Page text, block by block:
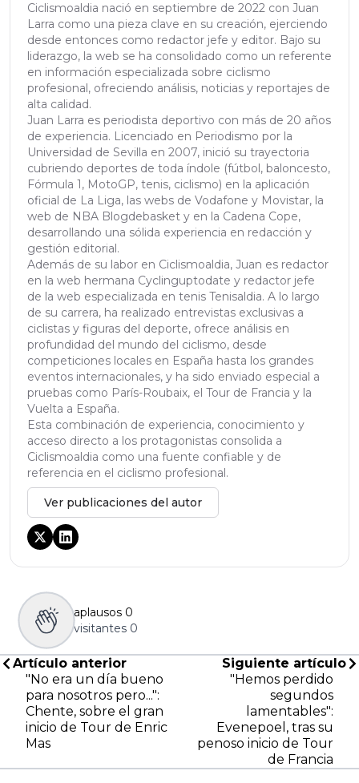
Ciclismoaldia nació en septiembre de 2022 con Juan
Larra como una pieza clave en su creación, ejerciendo
desde entonces como redactor jefe y editor. Bajo su
liderazgo, la web se ha consolidado como un referente
en información especializada sobre ciclismo
profesional, ofreciendo análisis, noticias y reportajes de
alta calidad.
Juan Larra es periodista deportivo con más de 20 años
de experiencia. Licenciado en Periodismo por la
Universidad de Sevilla en 2007, inició su trayectoria
cubriendo deportes de toda índole (fútbol, baloncesto,
Fórmula 1, MotoGP, tenis, ciclismo) en la aplicación
oficial de La Liga, las webs de Vodafone y Movistar, la
web de NBA Blogdebasket y en la Cadena Cope,
desarrollando una sólida experiencia en redacción y
gestión editorial.
Además de su labor en Ciclismoaldia, Juan es redactor
en la web hermana Cyclinguptodate y redactor jefe
de la web especializada en tenis Tenisaldia. A lo largo
de su carrera, ha realizado entrevistas exclusivas a
ciclistas y figuras del deporte, ofrece análisis en
profundidad del mundo del ciclismo, desde
competiciones locales en España hasta los grandes
eventos internacionales, y ha sido enviado especial a
pruebas como París-Roubaix, el Tour de Francia y la
Vuelta a España.
Esta combinación de experiencia, conocimiento y
acceso directo a los protagonistas consolida a
Ciclismoaldia como una fuente confiable y de
referencia en el ciclismo profesional.
Ver publicaciones del autor
aplausos 0
visitantes 0
Artículo anterior
"No era un día bueno
para nosotros pero...":
Chente, sobre el gran
inicio de Tour de Enric
Mas
Siguiente artículo
"Hemos perdido
segundos
lamentables":
Evenepoel, tras su
penoso inicio de Tour
de Francia